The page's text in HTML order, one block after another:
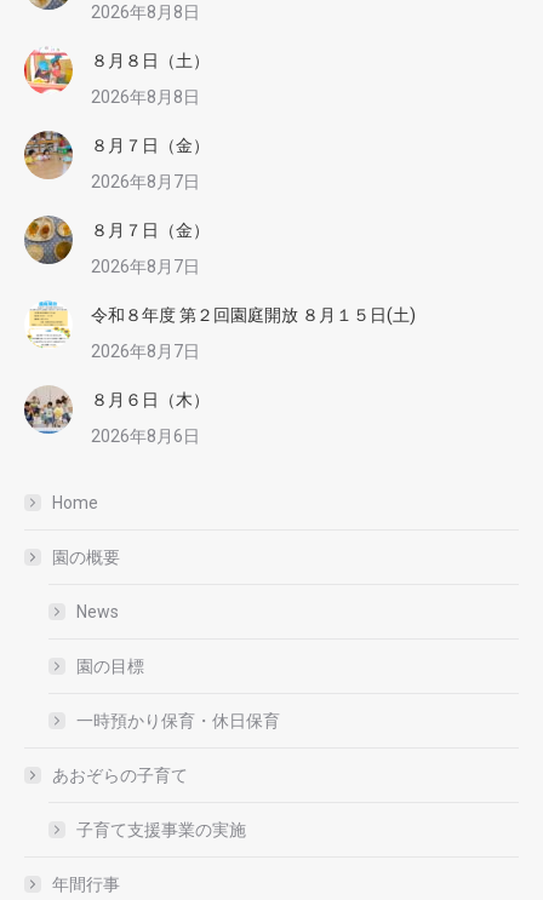
2026年8月8日
８月８日（土）
2026年8月8日
８月７日（金）
2026年8月7日
８月７日（金）
2026年8月7日
令和８年度 第２回園庭開放 ８月１５日(土)
2026年8月7日
８月６日（木）
2026年8月6日
Home
園の概要
News
園の目標
一時預かり保育・休日保育
あおぞらの子育て
子育て支援事業の実施
年間行事